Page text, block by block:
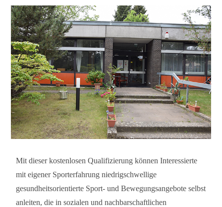
Mit dieser kostenlosen Qualifizierung können Interessierte
mit eigener Sporterfahrung niedrigschwellige
gesundheitsorientierte Sport- und Bewegungsangebote selbst
anleiten, die in sozialen und nachbarschaftlichen